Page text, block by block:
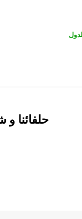
حلفائنا و